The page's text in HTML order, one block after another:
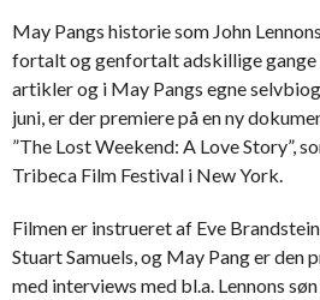
May Pangs historie som John
fortalt og genfortalt adskillige gange
artikler og i May Pangs egne
juni, er der premiere på en ny
”The Lost Weekend: A Love Story”,
Tribeca Film Festival i New York.
Filmen er instrueret af Eve
Stuart Samuels, og May Pang er
med interviews med bl.a. Lennons